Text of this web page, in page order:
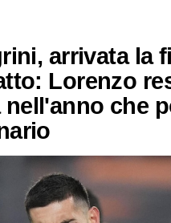
arrivata la
Lorenzo
nell'anno che